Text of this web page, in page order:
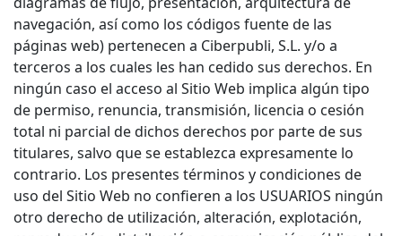
navegación, así como los códigos fuente de las
páginas web) pertenecen a Ciberpubli, S.L. y/o a
terceros a los cuales les han cedido sus derechos. En
ningún caso el acceso al Sitio Web implica algún tipo
de permiso, renuncia, transmisión, licencia o cesión
total ni parcial de dichos derechos por parte de sus
titulares, salvo que se establezca expresamente lo
contrario. Los presentes términos y condiciones de
uso del Sitio Web no confieren a los USUARIOS ningún
otro derecho de utilización, alteración, explotación,